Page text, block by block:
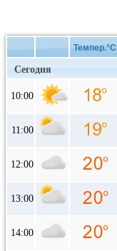
Темпер.°C
Сегодня
10:00
11:00
12:00
13:00
14:00